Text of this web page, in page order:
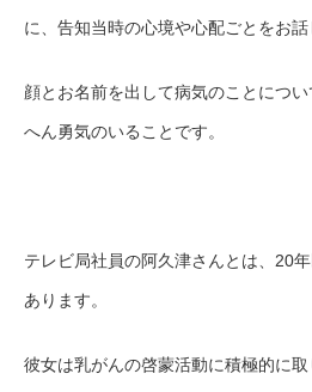
に、告知当時の心境や心配ごとをお話
顔とお名前を出して病気のことにつ
へん勇気のいることです。
テレビ局社員の阿久津さんとは、20
あります。
彼女は乳がんの啓蒙活動に積極的に取